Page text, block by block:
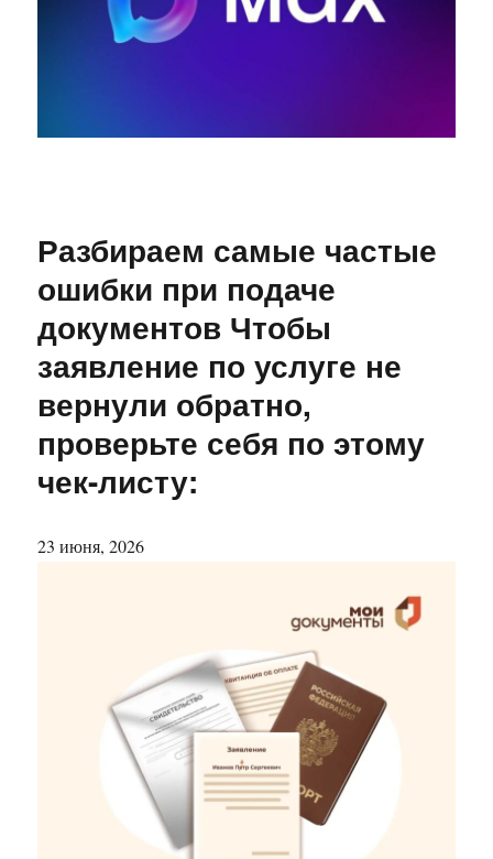
Разбираем самые частые
ошибки при подаче
документов Чтобы
заявление по услуге не
вернули обратно,
проверьте себя по этому
чек-листу:
23 июня, 2026